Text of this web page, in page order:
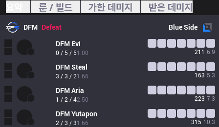
룬 / 빌드 가한 데미지 받은 데미지
DFM Defeat BlueSide
DFM Evi
0 / 5 / 51.00 211 6.9
DFMSteal
3 / 3 / 21.66 163 5.3
DFMAria
1 / 2 / 42.50 223 7.3
DFMYutapon
2 / 3 / 31.66 315 10.3